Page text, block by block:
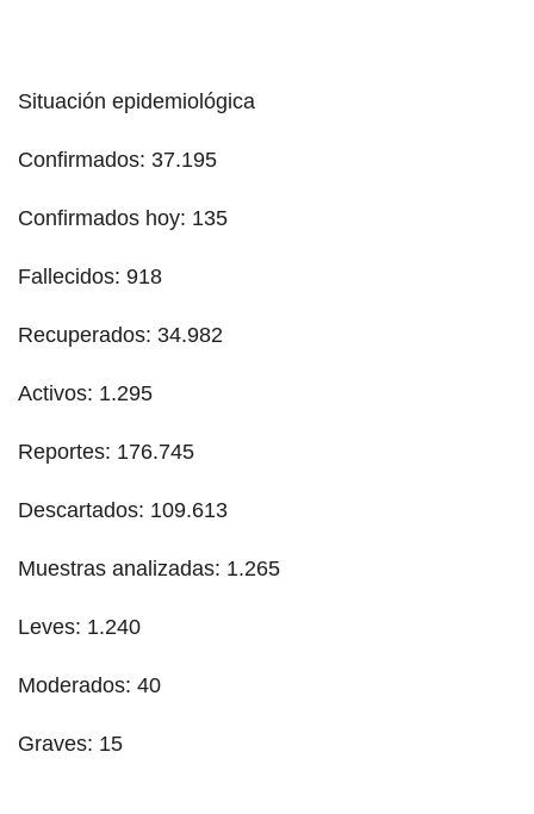
Situación epidemiológica
Confirmados: 37.195
Confirmados hoy: 135
Fallecidos: 918
Recuperados: 34.982
Activos: 1.295
Reportes: 176.745
Descartados: 109.613
Muestras analizadas: 1.265
Leves: 1.240
Moderados: 40
Graves: 15